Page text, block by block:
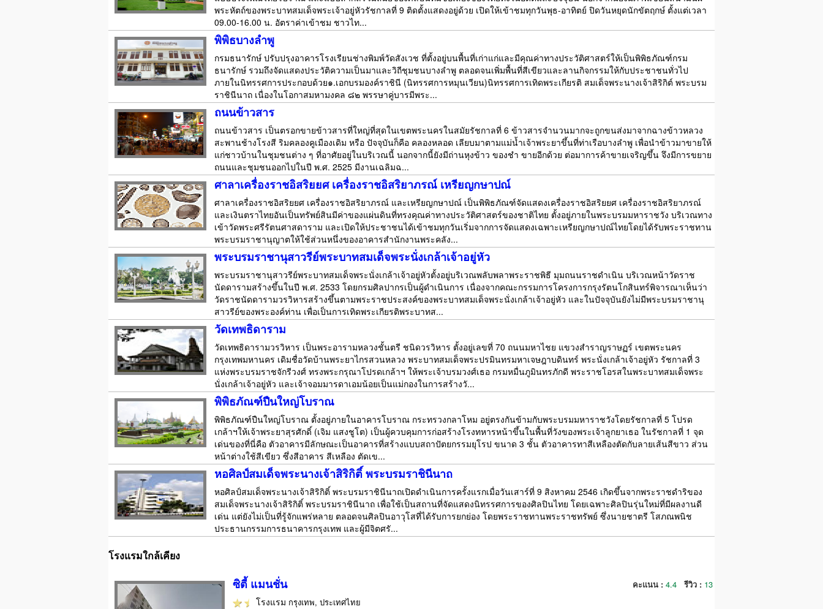
พระหัตถ์ของพระบาทสมเด็จพระเจ้าอยู่หัวรัชกาลที่ 9 ติดตั้งแสดงอยู่ด้วย เปิดให้เข้าชมทุกวันพุธ-อาทิตย์ ปิดวันหยุดนักขัตฤกษ์ ตั้งแต่เวลา
09.00-16.00 น. อัตราค่าเข้าชม ชาวไท...
พิพิธบางลำพู
กรมธนารักษ์ ปรับปรุงอาคารโรงเรียนช่างพิมพ์วัดสังเวช ที่ตั้งอยู่บนพื้นที่เก่าแก่และมีคุณค่าทางประวัติศาสตร์ให้เป็นพิพิธภัณฑ์กรม
ธนารักษ์ รวมถึงจัดแสดงประวัติความเป็นมาและวิถีชุมชนบางลำพู ตลอดจนเพิ่มพื้นที่สีเขียวและลานกิจกรรมให้กับประชาชนทั่วไป
ภายในนิทรรศการประกอบด้วย๑.เอกบรมองค์ราชินี (นิทรรศการหมุนเวียน)นิทรรศการเทิดพระเกียรติ สมเด็จพระนางเจ้าสิริกิต์ พระบรม
ราชินีนาถ เนื่องในโอกาสมหามงคล ๘๒ พรรษาคู่บารมีพระ...
ถนนข้าวสาร
ถนนข้าวสาร เป็นตรอกขายข้าวสารที่ใหญ่ที่สุดในเขตพระนครในสมัยรัชกาลที่ 6 ข้าวสารจำนวนมากจะถูกขนส่งมาจากฉางข้าวหลวง
สะพานช้างโรงสี ริมคลองคูเมืองเดิม หรือ ปัจจุบันก็คือ คลองหลอด เลียบมาตามแม่น้ำเจ้าพระยาขึ้นที่ท่าเรือบางลำพู เพื่อนำข้าวมาขายให้
แก่ชาวบ้านในชุมชนต่าง ๆ ที่อาศัยอยู่ในบริเวณนี้ นอกจากนี้ยังมีถ่านหุงข้าว ของชำ ขายอีกด้วย ต่อมาการค้าขายเจริญขึ้น จึงมีการขยาย
ถนนและชุมชนออกไปในปี พ.ศ. 2525 มีงานเฉลิมฉ...
ศาลาเครื่องราชอิสริยยศ เครื่องราชอิสริยาภรณ์ เหรียญกษาปณ์
ศาลาเครื่องราชอิสริยยศ เครื่องราชอิสริยาภรณ์ และเหรียญกษาปณ์ เป็นพิพิธภัณฑ์จัดแสดงเครื่องราชอิสริยยศ เครื่องราชอิสริยาภรณ์
และเงินตราไทยอันเป็นทรัพย์สินมีค่าของแผ่นดินที่ทรงคุณค่าทางประวัติศาสตร์ของชาติไทย ตั้งอยู่ภายในพระบรมมหาราชวัง บริเวณทาง
เข้าวัดพระศรีรัตนศาสดาราม และเปิดให้ประชาชนได้เข้าชมทุกวันเริ่มจากการจัดแสดงเฉพาะเหรียญกษาปณ์ไทยโดยได้รับพระราชทาน
พระบรมราชานุญาตให้ใช้ส่วนหนึ่งของอาคารสำนักงานพระคลัง...
พระบรมราชานุสาวรีย์พระบาทสมเด็จพระนั่งเกล้าเจ้าอยู่หัว
พระบรมราชานุสาวรีย์พระบาทสมเด็จพระนั่งเกล้าเจ้าอยู่หัวตั้งอยู่บริเวณพลับพลาพระราชพิธี มุมถนนราชดำเนิน บริเวณหน้าวัดราช
นัดดารามสร้างขึ้นในปี พ.ศ. 2533 โดยกรมศิลปากรเป็นผู้ดำเนินการ เนื่องจากคณะกรรมการโครงการกรุงรัตนโกสินทร์พิจารณาเห็นว่า
วัดราชนัดดารามวรวิหารสร้างขึ้นตามพระราชประสงค์ของพระบาทสมเด็จพระนั่งเกล้าเจ้าอยู่หัว และในปัจจุบันยังไม่มีพระบรมราชานุ
สาวรีย์ของพระองค์ท่าน เพื่อเป็นการเทิดพระเกียรติพระบาทส...
วัดเทพธิดาราม
วัดเทพธิดารามวรวิหาร เป็นพระอารามหลวงชั้นตรี ชนิดวรวิหาร ตั้งอยู่เลขที่ 70 ถนนมหาไชย แขวงสำราญราษฏร์ เขตพระนคร
กรุงเทพมหานคร เดิมชื่อวัดบ้านพระยาไกรสวนหลวง พระบาทสมเด็จพระปรมินทรมหาเจษฎาบดินทร์ พระนั่งเกล้าเจ้าอยู่หัว รัชกาลที่ 3
แห่งพระบรมราชจักรีวงศ์ ทรงพระกรุณาโปรดเกล้าฯ ให้พระเจ้าบรมวงศ์เธอ กรมหมื่นภูมินทรภักดี พระราชโอรสในพระบาทสมเด็จพระ
นั่งเกล้าเจ้าอยู่หัว และเจ้าจอมมารดาเอมน้อยเป็นแม่กองในการสร้างวั...
พิพิธภัณฑ์ปืนใหญ่โบราณ
พิพิธภัณฑ์ปืนใหญ่โบราณ ตั้งอยู่ภายในอาคารโบราณ กระทรวงกลาโหม อยู่ตรงกันข้ามกับพระบรมมหาราชวังโดยรัชกาลที่ 5 โปรด
เกล้าฯให้เจ้าพระยาสุรศักดิ์ (เจิม แสงชูโต) เป็นผู้ควบคุมการก่อสร้างโรงทหารหน้าขึ้นในพื้นที่วังของพระเจ้าลูกยาเธอ ในรัชกาลที่ 1 จุด
เด่นของที่นี่คือ ตัวอาคารมีลักษณะเป็นอาคารที่สร้างแบบสถาปัตยกรรมยุโรป ขนาด 3 ชั้น ตัวอาคารทาสีเหลืองตัดกับลายเส้นสีขาว ส่วน
หน้าต่างใช้สีเขียว ซึ่งสีอาคาร สีเหลือง ตัดเข...
หอศิลป์สมเด็จพระนางเจ้าสิริกิติ์ พระบรมราชินีนาถ
หอศิลป์สมเด็จพระนางเจ้าสิริกิติ์ พระบรมราชินีนาถเปิดดำเนินการครั้งแรกเมื่อวันเสาร์ที่ 9 สิงหาคม 2546 เกิดขึ้นจากพระราชดำริของ
สมเด็จพระนางเจ้าสิริกิติ์ พระบรมราชินีนาถ เพื่อใช้เป็นสถานที่จัดแสดงนิทรรศการของศิลปินไทย โดยเฉพาะศิลปินรุ่นใหม่ที่มีผลงานดี
เด่น แต่ยังไม่เป็นที่รู้จักแพร่หลาย ตลอดจนศิลปินอาวุโสที่ได้รับการยกย่อง โดยพระราชทานพระราชทรัพย์ ซึ่งนายชาตรี โสภณพนิช
ประธานกรรมการธนาคารกรุงเทพ และผู้มีจิตศรั...
โรงแรมใกล้เคียง
ซิตี้ แมนชั่น คะแนน : 4.4 รีวิว : 13
โรงแรม กรุงเทพ, ประเทศไทย